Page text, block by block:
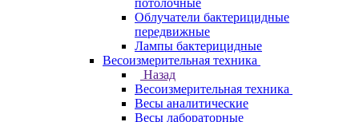
потолочные
Облучатели бактерицидные
передвижные
Лампы бактерицидные
Весоизмерительная техника
Назад
Весоизмерительная техника
Весы аналитические
Весы лабораторные